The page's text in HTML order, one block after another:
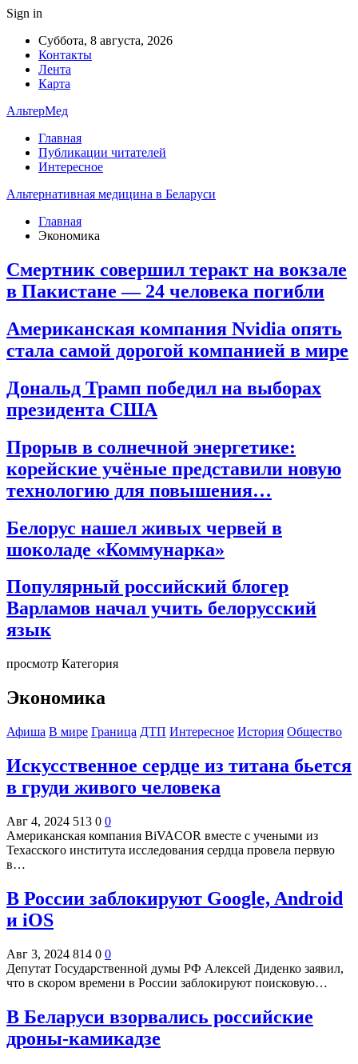
Sign in
Суббота, 8 августа, 2026
Контакты
Лента
Карта
АльтерМед
Главная
Публикации читателей
Интересное
Альтернативная медицина в Беларуси
Главная
Экономика
Смертник совершил теракт на вокзале
в Пакистане — 24 человека погибли
Американская компания Nvidia опять
стала самой дорогой компанией в мире
Дональд Трамп победил на выборах
президента США
Прорыв в солнечной энергетике:
корейские учёные представили новую
технологию для повышения…
Белорус нашел живых червей в
шоколаде «Коммунарка»
Популярный российский блогер
Варламов начал учить белорусский
язык
просмотр Категория
Экономика
Афиша В мире Граница ДТП Интересное История Общество
Искусственное сердце из титана бьется
в груди живого человека
Авг 4, 2024 513 0 0
Американская компания BiVACOR вместе с учеными из
Техасского института исследования сердца провела первую
в…
В России заблокируют Google, Android
и iOS
Авг 3, 2024 814 0 0
Депутат Государственной думы РФ Алексей Диденко заявил,
что в скором времени в России заблокируют поисковую…
В Беларуси взорвались российские
дроны-камикадзе